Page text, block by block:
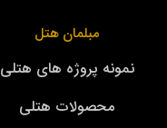
مبلمان هتل
نمونه پروژه های هتلی
محصولات هتلی